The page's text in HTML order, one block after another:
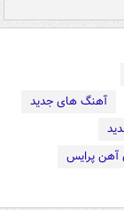
آهنگ های جدید
آهن پرایس